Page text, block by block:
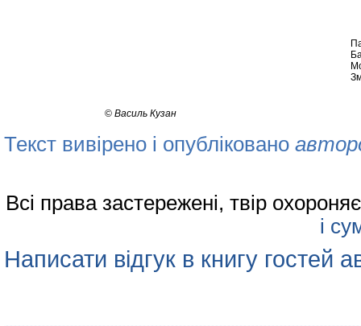
© Василь Кузан
Текст вивірено і опубліковано
Всі права застережені, твір
і
Написати відгук в книгу гостей